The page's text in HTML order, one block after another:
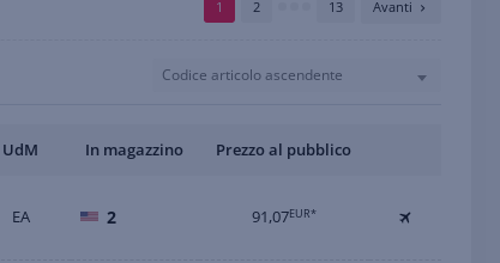
1 2 13 Avanti
Codice articolo ascendente
UdM In magazzino Prezzo al pubblico
EA 2 91,07EUR*